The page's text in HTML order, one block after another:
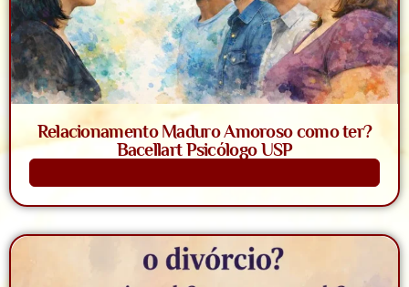
Relacionamento Maduro Amoroso como ter?
Bacellart Psicólogo USP